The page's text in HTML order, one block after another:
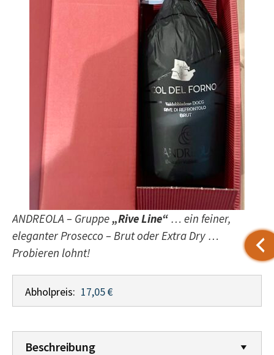
ANDREOLA – Gruppe„Rive Line“ … ein feiner,
eleganter Prosecco – Brut oder Extra Dry …
Probieren lohnt!
Abholpreis: 17,05 €
Beschreibung